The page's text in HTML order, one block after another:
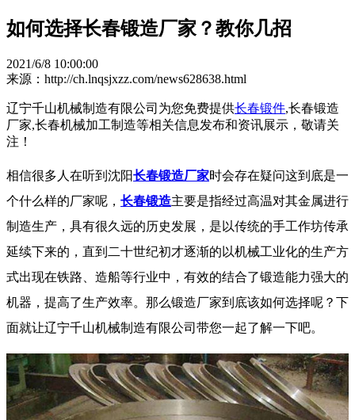
如何选择长春锻造厂家？教你几招
2021/6/8 10:00:00
来源：http://ch.lnqsjxzz.com/news628638.html
辽宁千山机械制造有限公司为您免费提供长春锻件,长春锻造
厂家,长春机械加工制造等相关信息发布和资讯展示，敬请关
注！
相信很多人在听到沈阳长春锻造厂家时会存在疑问这到底是一
个什么样的厂家呢， 长春锻造主要是指经过高温对其金属进行
制造生产，具有很久远的历史发展，是以传统的手工作坊传承
延续下来的，直到二十世纪初才逐渐的以机械工业化的生产方
式出现在铁路、造船等行业中，有效的结合了锻造能力强大的
机器，提高了生产效率。那么锻造厂家到底该如何选择呢？下
面就让辽宁千山机械制造有限公司带您一起了解一下吧。